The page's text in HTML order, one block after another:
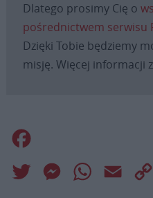
Dlatego prosimy Cię o
pośrednictwem serwisu
Dzięki Tobie będziemy
misję. Więcej informacji
Twitter MessengerWhatsApp
Email